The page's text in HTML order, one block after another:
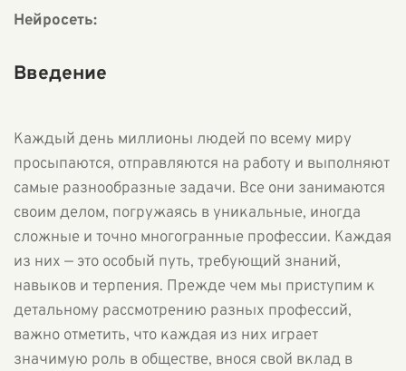
Нейросеть:
Введение
Каждый день миллионы людей по всему миру
просыпаются, отправляются на работу и выполняют
самые разнообразные задачи. Все они занимаются
своим делом, погружаясь в уникальные, иногда
сложные и точно многогранные профессии. Каждая
из них — это особый путь, требующий знаний,
навыков и терпения. Прежде чем мы приступим к
детальному рассмотрению разных профессий,
важно отметить, что каждая из них играет
значимую роль в обществе, внося свой вклад в